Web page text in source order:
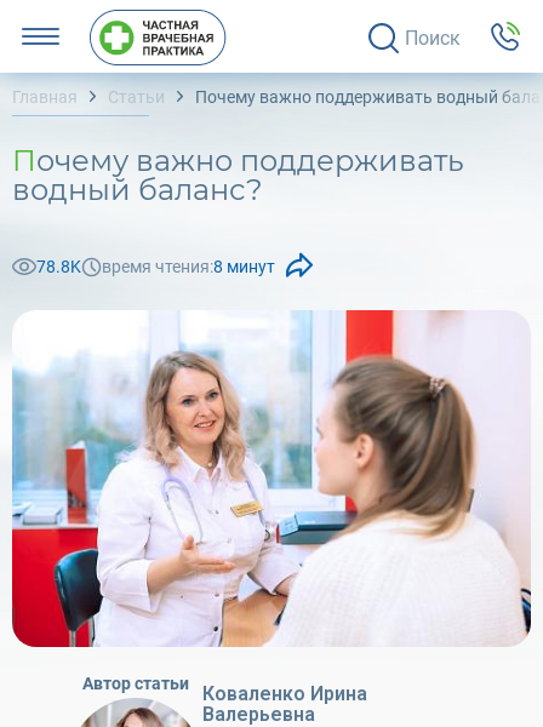
Поиск
Главная Статьи Почему важно поддерживать водный
Почему важно поддерживать
водный баланс?
78.8K время чтения:8 минут
Автор статьи
Коваленко Ирина
Валерьевна